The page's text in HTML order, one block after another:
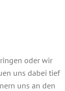
oder wir
uns dabei tief
uns an den